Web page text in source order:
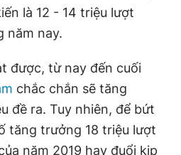
là 12 - 14 triệu lượt
năm nay.
được, từ nay đến cuối
chắc chắn sẽ tăng
đề ra. Tuy nhiên, để bứt
tăng trưởng 18 triệu lượt
năm 2019 hay đuổi kịp